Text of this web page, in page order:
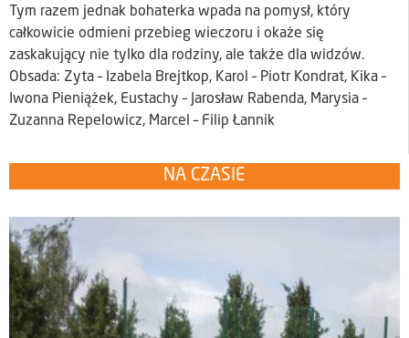
Tym razem jednak bohaterka wpada na pomysł, który
całkowicie odmieni przebieg wieczoru i okaże się
zaskakujący nie tylko dla rodziny, ale także dla widzów.
Obsada: Zyta – Izabela Brejtkop, Karol – Piotr Kondrat, Kika –
Iwona Pieniążek, Eustachy – Jarosław Rabenda, Marysia –
Zuzanna Repelowicz, Marcel – Filip Łannik
NA CZASIE